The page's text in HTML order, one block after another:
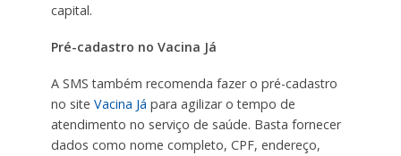
capital.
Pré-cadastro no Vacina Já
A SMS também recomenda fazer o pré-cadastro
no site Vacina Já para agilizar o tempo de
atendimento no serviço de saúde. Basta fornecer
dados como nome completo, CPF, endereço,